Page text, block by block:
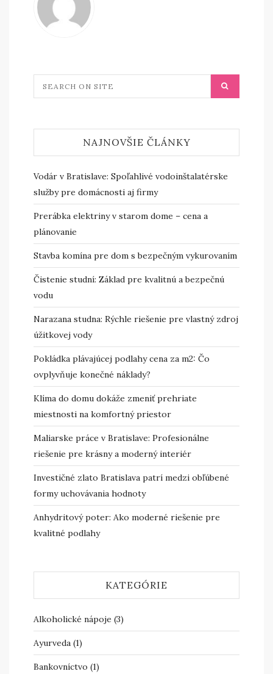
NAJNOVŠIE ČLÁNKY
Vodár v Bratislave: Spoľahlivé vodoinštalatérske
služby pre domácnosti aj firmy
Prerábka elektriny v starom dome – cena a
plánovanie
Stavba komína pre dom s bezpečným vykurovaním
Čistenie studní: Základ pre kvalitnú a bezpečnú
vodu
Narazana studna: Rýchle riešenie pre vlastný zdroj
úžitkovej vody
Pokládka plávajúcej podlahy cena za m2: Čo
ovplyvňuje konečné náklady?
Klíma do domu dokáže zmeniť prehriate
miestnosti na komfortný priestor
Maliarske práce v Bratislave: Profesionálne
riešenie pre krásny a moderný interiér
Investičné zlato Bratislava patrí medzi obľúbené
formy uchovávania hodnoty
Anhydritový poter: Ako moderné riešenie pre
kvalitné podlahy
KATEGÓRIE
Alkoholické nápoje (3)
Ayurveda (1)
Bankovníctvo (1)